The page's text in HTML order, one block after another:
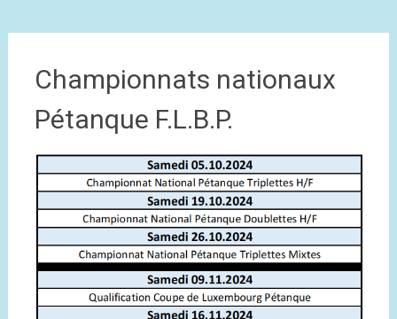
Championnats nationaux
Pétanque F.L.B.P.